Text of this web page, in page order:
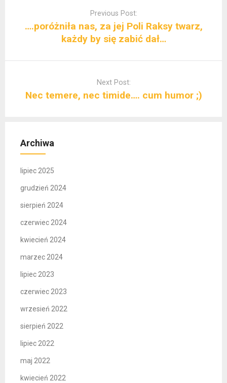
Previous Post:
….poróżniła nas, za jej Poli Raksy twarz,
każdy by się zabić dał…
Next Post:
Nec temere, nec timide…. cum humor ;)
Archiwa
lipiec 2025
grudzień 2024
sierpień 2024
czerwiec 2024
kwiecień 2024
marzec 2024
lipiec 2023
czerwiec 2023
wrzesień 2022
sierpień 2022
lipiec 2022
maj 2022
kwiecień 2022